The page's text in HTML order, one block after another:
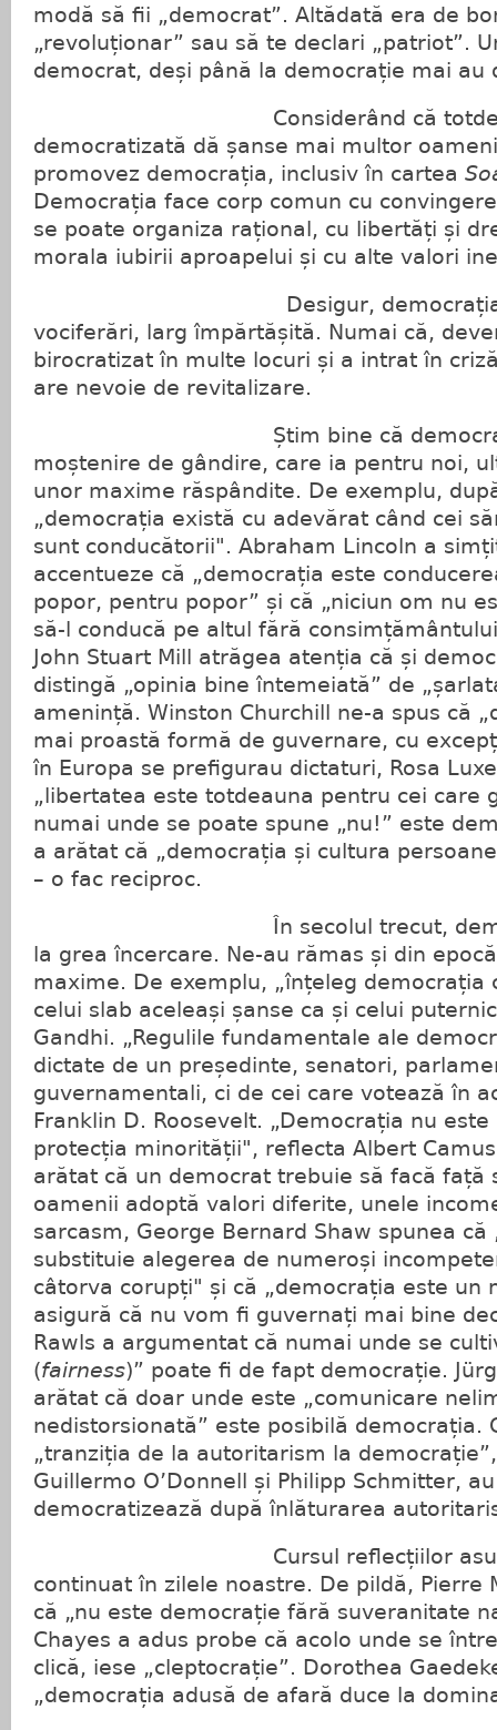
modă să fii „democrat”. Altădată era de
„revoluționar” sau să te declari „patriot”.
democrat, deși până la democrație mai au
Considerând că totdeauna
democratizată dă șanse mai multor
promovez democrația, inclusiv în cartea
Democrația face corp comun cu
se poate organiza rațional, cu libertăți și
morala iubirii aproapelui și cu alte valori
Desigur, democrația
vociferări, larg împărtășită. Numai că,
birocratizat în multe locuri și a intrat în
are nevoie de revitalizare.
Știm bine că democrația
moștenire de gândire, care ia pentru noi,
unor maxime răspândite. De exemplu,
„democrația există cu adevărat când cei
sunt conducătorii". Abraham Lincoln a
accentueze că „democrația este
popor, pentru popor” și că „niciun om nu
să-l conducă pe altul fără
John Stuart Mill atrăgea atenția că și
distingă „opinia bine întemeiată” de
amenință. Winston Churchill ne-a spus că
mai proastă formă de guvernare, cu
în Europa se prefigurau dictaturi, Rosa
„libertatea este totdeauna pentru cei care
numai unde se poate spune „nu!” este
a arătat că „democrația și cultura
– o fac reciproc.
În secolul trecut,
la grea încercare. Ne-au rămas și din
maxime. De exemplu, „înțeleg democrația
celui slab aceleași șanse ca și celui
Gandhi. „Regulile fundamentale ale
dictate de un președinte, senatori,
guvernamentali, ci de cei care votează în
Franklin D. Roosevelt. „Democrația nu
protecția minorității", reflecta Albert
arătat că un democrat trebuie să facă față
oamenii adoptă valori diferite, unele
sarcasm, George Bernard Shaw spunea că
substituie alegerea de numeroși
câtorva corupți" și că „democrația este un
asigură că nu vom fi guvernați mai bine
Rawls a argumentat că numai unde se
(fairness)” poate fi de fapt democrație.
arătat că doar unde este „comunicare
nedistorsionată” este posibilă democrația.
„tranziția de la autoritarism la
Guillermo O’Donnell și Philipp Schmitter,
democratizează după înlăturarea
Cursul reflecțiilor asupra
continuat în zilele noastre. De pildă, Pierre
că „nu este democrație fără suveranitate
Chayes a adus probe că acolo unde se
clică, iese „cleptocrație”. Dorothea
„democrația adusă de afară duce la